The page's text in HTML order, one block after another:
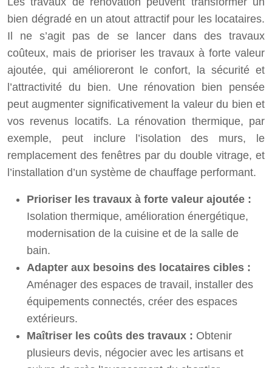
bien dégradé en un atout attractif pour les locataires.
Il ne s’agit pas de se lancer dans des travaux
coûteux, mais de prioriser les travaux à forte valeur
ajoutée, qui amélioreront le confort, la sécurité et
l’attractivité du bien. Une rénovation bien pensée
peut augmenter significativement la valeur du bien et
vos revenus locatifs. La rénovation thermique, par
exemple, peut inclure l’isolation des murs, le
remplacement des fenêtres par du double vitrage, et
l’installation d’un système de chauffage performant.
Prioriser les travaux à forte valeur ajoutée :
Isolation thermique, amélioration énergétique,
modernisation de la cuisine et de la salle de
bain.
Adapter aux besoins des locataires cibles :
Aménager des espaces de travail, installer des
équipements connectés, créer des espaces
extérieurs.
Maîtriser les coûts des travaux : Obtenir
plusieurs devis, négocier avec les artisans et